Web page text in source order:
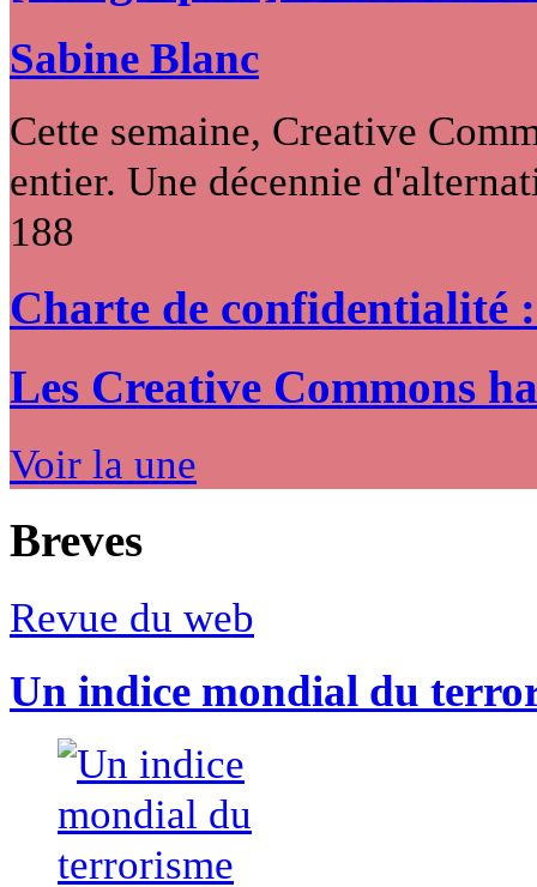
Sabine Blanc
Cette semaine, Creative
entier. Une décennie
188
Charte de confidentialité
Les Creative Commons
Voir la une
Breves
Revue du web
Un indice mondial du